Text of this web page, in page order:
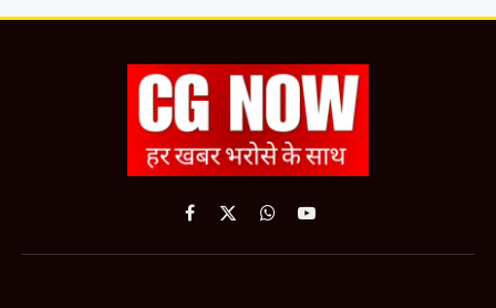
Facebook
X
WhatsApp
YouTube